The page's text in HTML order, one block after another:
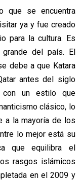
que se encuentra
ya y fue creado
para la cultura. Es
del país. El
debe a que Katara
antes del siglo
con un estilo que
clásico, lo
a la mayoría de los
lo mejor está su
que equilibra el
rasgos islámicos
en el 2009 y